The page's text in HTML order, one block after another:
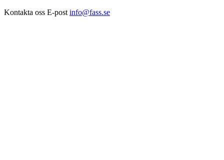
Kontakta oss E-post info@fass.se